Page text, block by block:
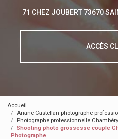
71 CHEZ JOUBERT 73670
ACCÈS
Accueil
Ariane Castellan photographe
Photographe professionnelle
Shooting photo grossesse couple
Photographe